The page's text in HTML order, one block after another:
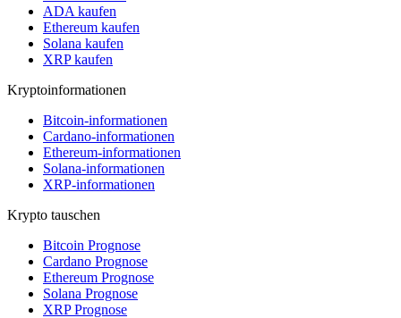
ADA kaufen
Ethereum kaufen
Solana kaufen
XRP kaufen
Kryptoinformationen
Bitcoin-informationen
Cardano-informationen
Ethereum-informationen
Solana-informationen
XRP-informationen
Krypto tauschen
Bitcoin Prognose
Cardano Prognose
Ethereum Prognose
Solana Prognose
XRP Prognose